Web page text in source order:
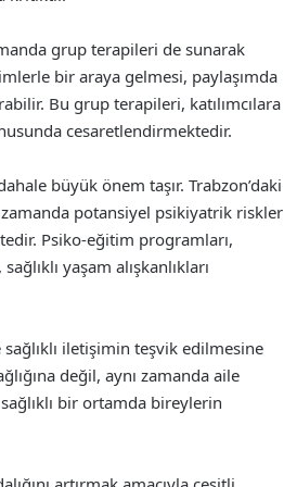
grup terapileri de sunarak
bir araya gelmesi, paylaşımda
Bu grup terapileri, katılımcılara
cesaretlendirmektedir.
büyük önem taşır. Trabzon’daki
zamanda potansiyel psikiyatrik riskler
Psiko-eğitim programları,
yaşam alışkanlıkları
iletişimin teşvik edilmesine
değil, aynı zamanda aile
bir ortamda bireylerin